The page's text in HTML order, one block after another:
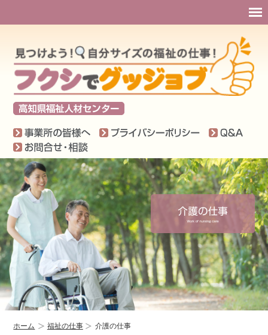
事業所の皆様へ プライバシ
ホーム 福祉の仕事 介護の仕事